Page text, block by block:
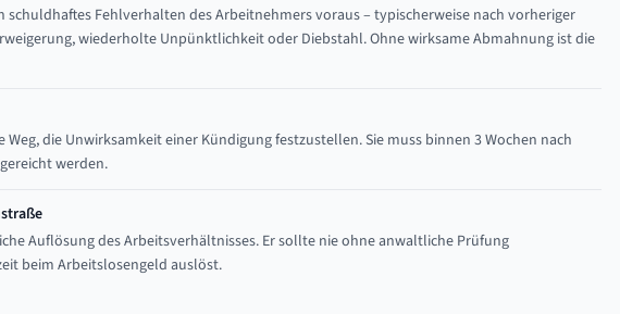
Fehlverhalten des Arbeitnehmers voraus – typischerweise nach vorheriger
wiederholte Unpünktlichkeit oder Diebstahl. Ohne wirksame Abmahnung ist die
die Unwirksamkeit einer Kündigung festzustellen. Sie muss binnen 3 Wochen nach
werden.
Auflösung des Arbeitsverhältnisses. Er sollte nie ohne anwaltliche Prüfung
beim Arbeitslosengeld auslöst.